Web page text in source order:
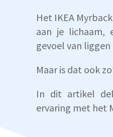
Het IKEA
aan je lichaam,
gevoel van
Maar is dat ook
In dit artikel
ervaring met het